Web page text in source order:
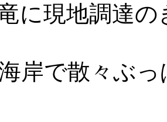
に現地調達
岸で散々ぶ